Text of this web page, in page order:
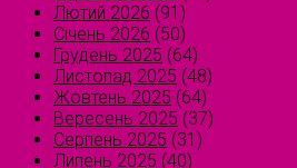
Лютий 2026 (91)
Січень 2026 (50)
Грудень 2025 (64)
Листопад 2025 (48)
Жовтень 2025 (64)
Вересень 2025 (37)
Серпень 2025 (31)
Липень 2025 (40)